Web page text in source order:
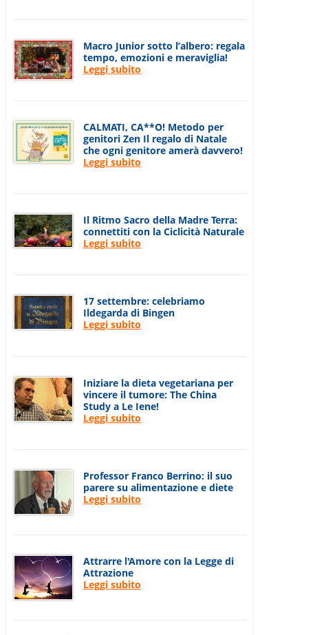
Macro Junior sotto l’albero: regala
tempo, emozioni e meraviglia!
Leggi subito
CALMATI, CA**O! Metodo per
genitori Zen Il regalo di Natale
che ogni genitore amerà davvero!
Leggi subito
Il Ritmo Sacro della Madre Terra:
connettiti con la Ciclicità Naturale
Leggi subito
17 settembre: celebriamo
Ildegarda di Bingen
Leggi subito
Iniziare la dieta vegetariana per
vincere il tumore: The China
Study a Le Iene!
Leggi subito
Professor Franco Berrino: il suo
parere su alimentazione e diete
Leggi subito
Attrarre l'Amore con la Legge di
Attrazione
Leggi subito